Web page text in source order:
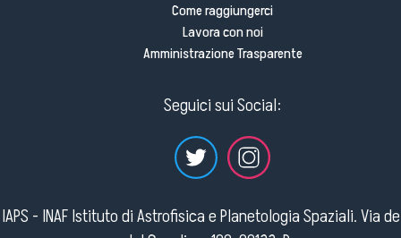
Come raggiungerci
Lavora con noi
Amministrazione Trasparente
Seguici sui Social:
IAPS - INAF Istituto di Astrofisica e Planetologia Spaziali. Via